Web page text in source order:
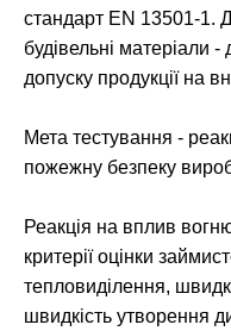
стандарт EN 13501-1.
будівельні матеріали
допуску продукції на
Мета тестування -
пожежну безпеку
Реакція на вплив
критерії оцінки
тепловиділення,
швидкість утворення